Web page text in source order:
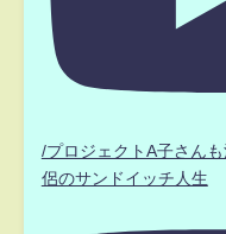
/プロジェクトA子さん
侶のサンドイッチ人生